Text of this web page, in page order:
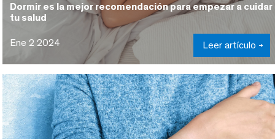
Dormir es la mejor recomendación para empezar a cuidar
tu salud
Ene 2 2024 Leer artículo